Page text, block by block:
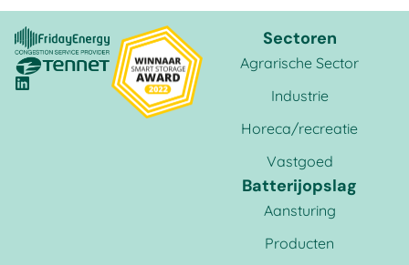
Sectoren
Agrarische Sector
Industrie
Horeca/recreatie
Vastgoed
Batterijopslag
Aansturing
Producten